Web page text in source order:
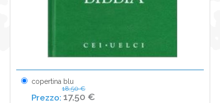
copertina blu
18,50 €
17,50 €